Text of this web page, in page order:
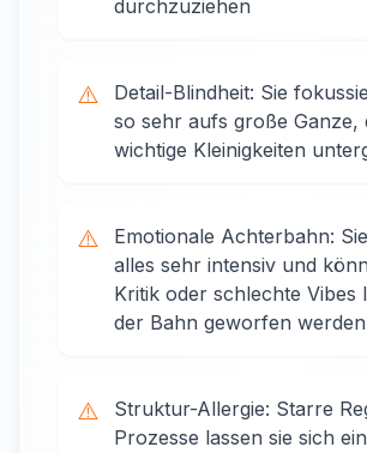
durchzuziehen
⚠️
Detail-Blindheit: Sie
so sehr aufs große Ganze,
wichtige Kleinigkeiten
⚠️
Emotionale Achterbahn:
alles sehr intensiv und
Kritik oder schlechte Vibes
der Bahn geworfen werden
⚠️
Struktur-Allergie: Starre
Prozesse lassen sie sich